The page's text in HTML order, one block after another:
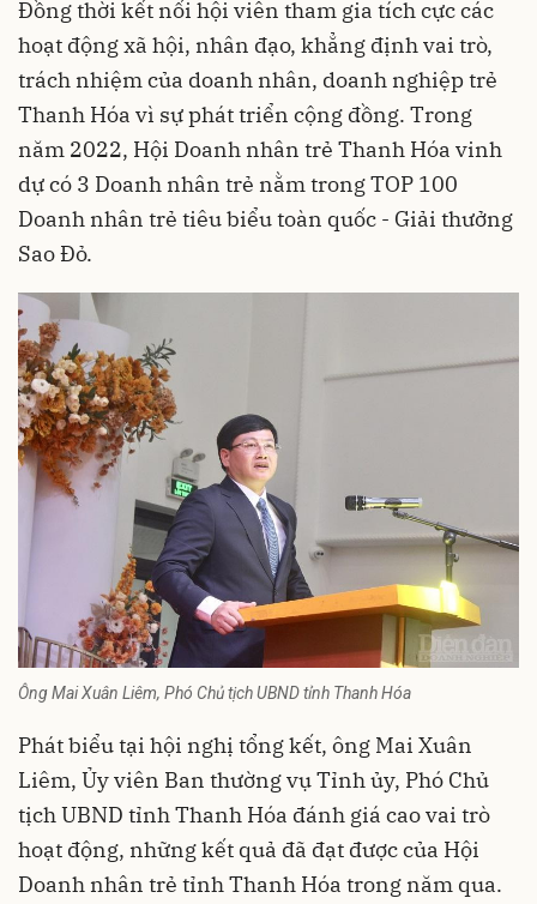
Đồng thời kết nối hội viên tham gia tích cực các
hoạt động xã hội, nhân đạo, khẳng định vai trò,
trách nhiệm của doanh nhân, doanh nghiệp trẻ
Thanh Hóa vì sự phát triển cộng đồng. Trong
năm 2022, Hội Doanh nhân trẻ Thanh Hóa vinh
dự có 3 Doanh nhân trẻ nằm trong TOP 100
Doanh nhân trẻ tiêu biểu toàn quốc - Giải thưởng
Sao Đỏ.
Ông Mai Xuân Liêm, Phó Chủ tịch UBND tỉnh Thanh Hóa
Phát biểu tại hội nghị tổng kết, ông Mai Xuân
Liêm, Ủy viên Ban thường vụ Tỉnh ủy, Phó Chủ
tịch UBND tỉnh Thanh Hóa đánh giá cao vai trò
hoạt động, những kết quả đã đạt được của Hội
Doanh nhân trẻ tỉnh Thanh Hóa trong năm qua.